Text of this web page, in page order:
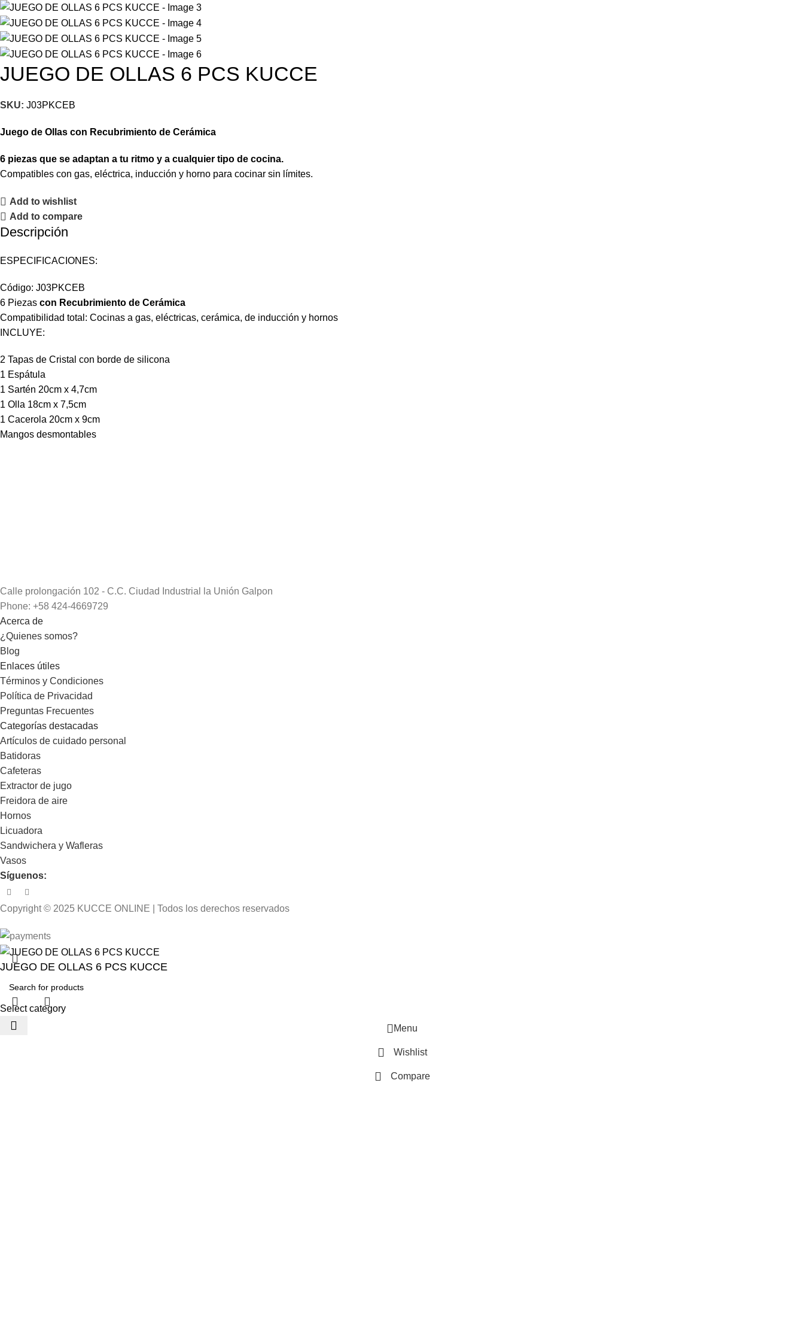
JUEGO DE OLLAS 6 PCS KUCCE
SKU: J03PKCEB
Juego de Ollas con Recubrimiento de Cerámica
6 piezas que se adaptan a tu ritmo y a cualquier tipo de cocina.
Compatibles con gas, eléctrica, inducción y horno para cocinar sin límites.
Add to wishlist
Add to compare
Descripción
ESPECIFICACIONES:
Código: J03PKCEB
6 Piezas con Recubrimiento de Cerámica
Compatibilidad total: Cocinas a gas, eléctricas, cerámica, de inducción y hornos
INCLUYE:
2 Tapas de Cristal con borde de silicona
1 Espátula
1 Sartén 20cm x 4,7cm
1 Olla 18cm x 7,5cm
1 Cacerola 20cm x 9cm
Mangos desmontables
Calle prolongación 102 - C.C. Ciudad Industrial la Unión Galpon
Phone: +58 424-4669729
Acerca de
¿Quienes somos?
Blog
Enlaces útiles
Términos y Condiciones
Política de Privacidad
Preguntas Frecuentes
Categorías destacadas
Artículos de cuidado personal
Batidoras
Cafeteras
Extractor de jugo
Freidora de aire
Hornos
Licuadora
Sandwichera y Wafleras
Vasos
Síguenos:
Copyright © 2025 KUCCE ONLINE | Todos los derechos reservados
Select category
JUEGO DE OLLAS 6 PCS KUCCE
Menu
Wishlist
Compare